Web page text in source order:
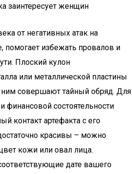
заинтересует женщин
от негативных атак на
помогает избежать провалов и
Плоский кулон
или металлической пластины
ним совершают тайный обряд. Для
финансовой состоятельности
контакт артефакта с его
красивы – можно
кожи или овал лица.
дате вашего